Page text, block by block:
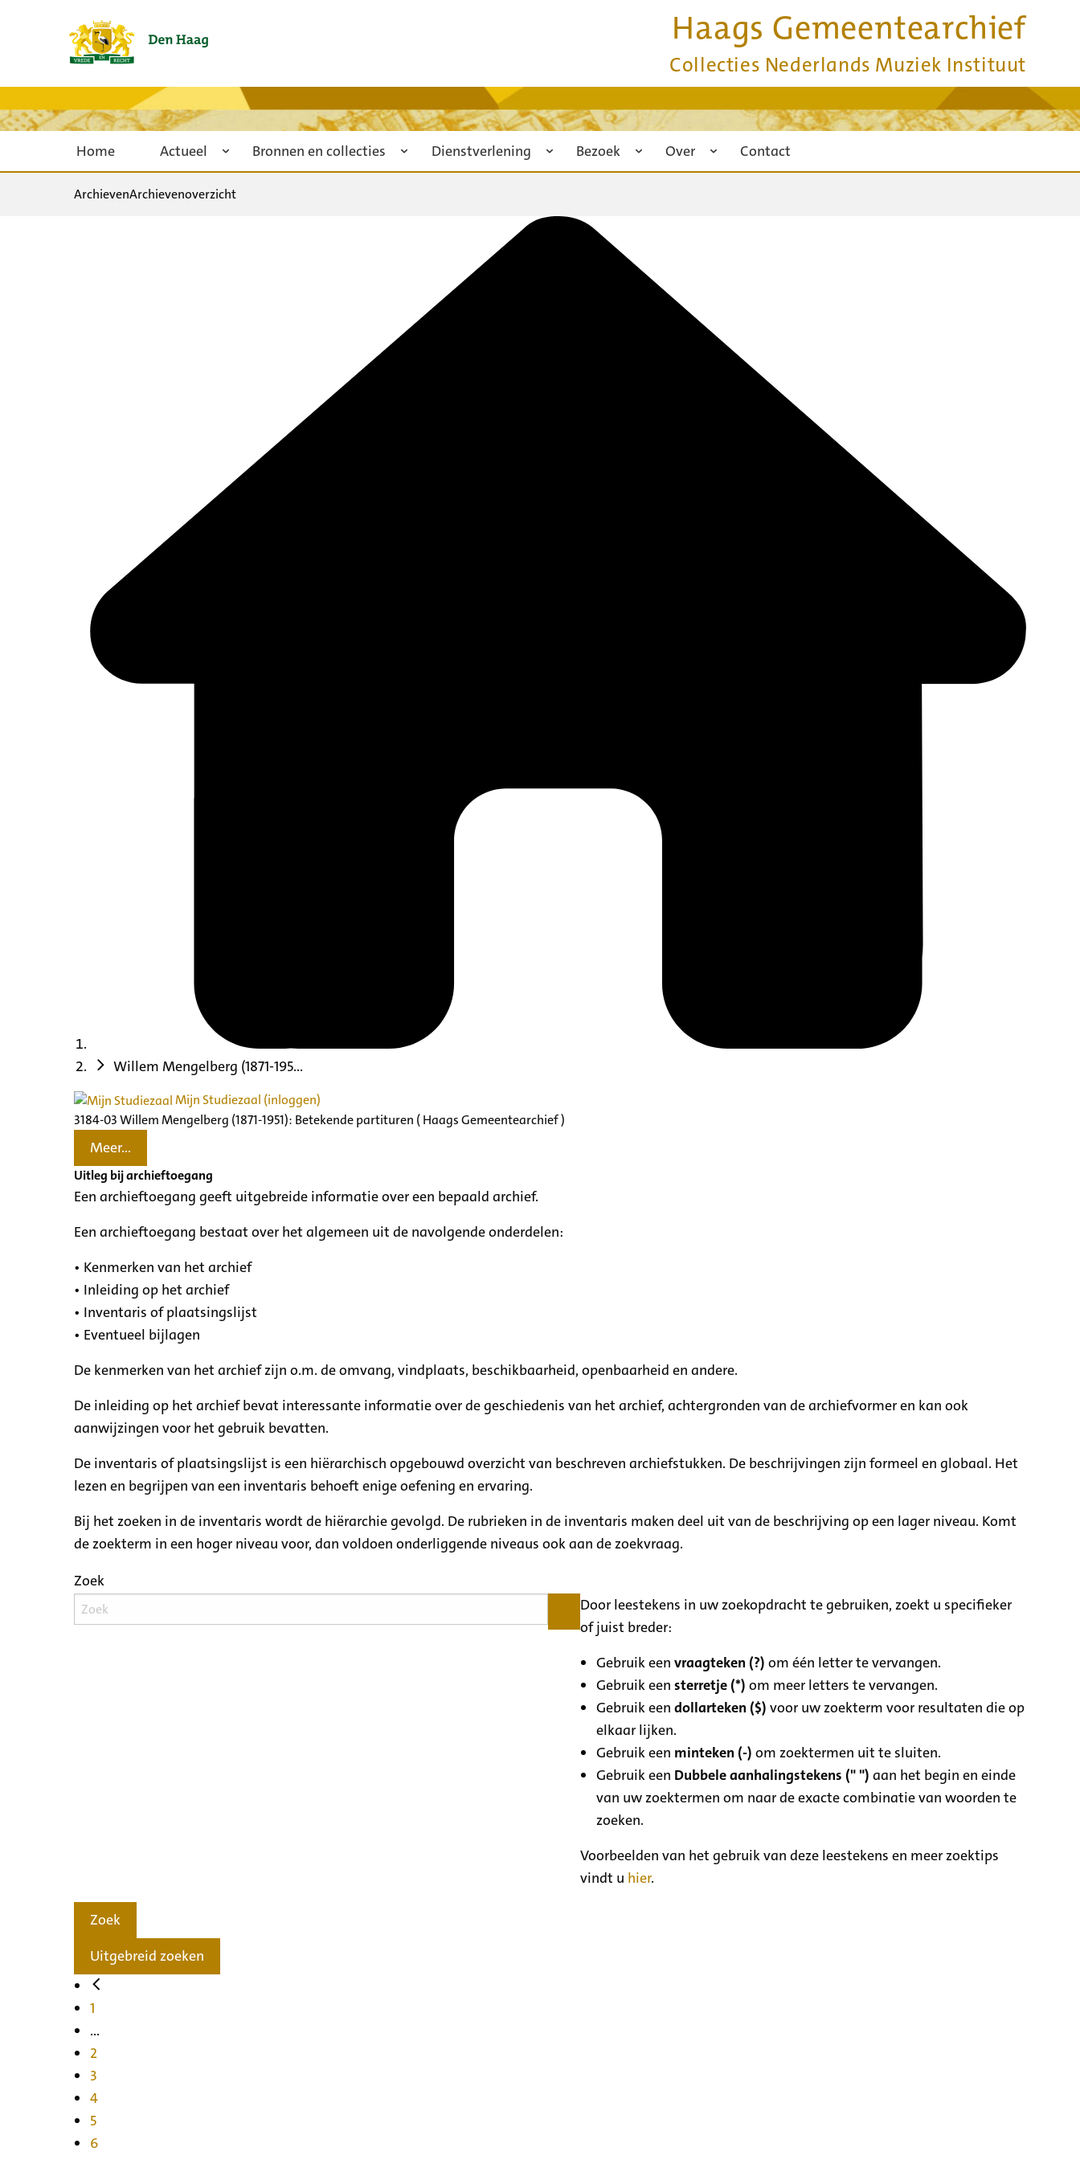
Haags Gemeentearchief
Collecties Nederlands Muziek Instituut
Home Actueel Bronnen en collecties Dienstverlening Bezoek Over Contact
ArchievenArchievenoverzicht
Willem Mengelberg (1871-195...
Mijn Studiezaal (inloggen)
3184-03 Willem Mengelberg (1871-1951): Betekende partituren ( Haags Gemeentearchief )
Meer...
Uitleg bij archieftoegang
Een archieftoegang geeft uitgebreide informatie over een bepaald archief.
Een archieftoegang bestaat over het algemeen uit de navolgende onderdelen:
• Kenmerken van het archief
• Inleiding op het archief
• Inventaris of plaatsingslijst
• Eventueel bijlagen
De kenmerken van het archief zijn o.m. de omvang, vindplaats, beschikbaarheid, openbaarheid en andere.
De inleiding op het archief bevat interessante informatie over de geschiedenis van het archief, achtergronden van de archiefvormer en kan ook
aanwijzingen voor het gebruik bevatten.
De inventaris of plaatsingslijst is een hiërarchisch opgebouwd overzicht van beschreven archiefstukken. De beschrijvingen zijn formeel en globaal. Het
lezen en begrijpen van een inventaris behoeft enige oefening en ervaring.
Bij het zoeken in de inventaris wordt de hiërarchie gevolgd. De rubrieken in de inventaris maken deel uit van de beschrijving op een lager niveau. Komt
de zoekterm in een hoger niveau voor, dan voldoen onderliggende niveaus ook aan de zoekvraag.
Zoek
Door leestekens in uw zoekopdracht te gebruiken, zoekt u specifieker
of juist breder:
Gebruik eenvraagteken (?) om één letter te vervangen.
Gebruik eensterretje (*) om meer letters te vervangen.
Gebruik eendollarteken ($) voor uw zoekterm voor resultaten die op
elkaar lijken.
Gebruik een minteken (-) om zoektermen uit te sluiten.
Gebruik een Dubbele aanhalingstekens (" ") aan het begin en einde
van uw zoektermen om naar de exacte combinatie van woorden te
zoeken.
Voorbeelden van het gebruik van deze leestekens en meer zoektips
vindt u hier.
Zoek
Uitgebreid zoeken
1
...
2
3
4
5
6